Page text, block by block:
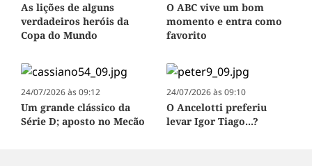
As lições de alguns
verdadeiros heróis da
Copa do Mundo
O ABC vive um bom
momento e entra como
favorito
24/07/2026 às 09:12
Um grande clássico da
Série D; aposto no Mecão
24/07/2026 às 09:10
O Ancelotti preferiu
levar Igor Tiago...?